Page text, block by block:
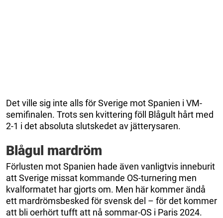
Det ville sig inte alls för Sverige mot Spanien i VM-
semifinalen. Trots sen kvittering föll Blågult hårt med
2-1 i det absoluta slutskedet av jätterysaren.
Blågul mardröm
Förlusten mot Spanien hade även vanligtvis inneburit
att Sverige missat kommande OS-turnering men
kvalformatet har gjorts om. Men här kommer ändå
ett mardrömsbesked för svensk del – för det kommer
att bli oerhört tufft att nå sommar-OS i Paris 2024.